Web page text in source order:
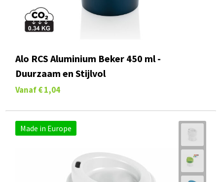
Alo RCS Aluminium Beker 450 ml -
Duurzaam en Stijlvol
Vanaf € 1,04
Made in Europe